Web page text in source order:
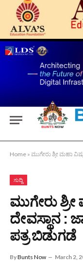
Home » ಮುಗೇರು ಶ್ರೀ ಮಹಾ
ಸುದ್ದಿ
ಮುಗೇರು
ದೇವಸ್ಥಾನ :
ಪತ್ರ ಬಿಡುಗಡೆ
ByBunts Now March 2,